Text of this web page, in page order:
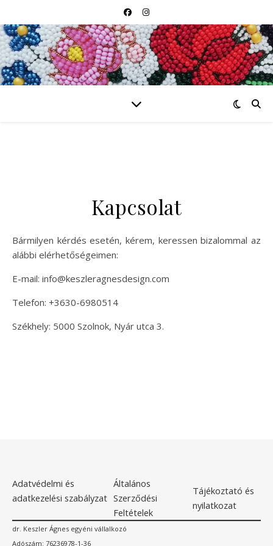
Kapcsolat
Bármilyen kérdés esetén, kérem, keressen bizalommal az
alábbi elérhetőségeimen:
E-mail: info@keszleragnesdesign.com
Telefon: +3630-6980514
Székhely: 5000 Szolnok, Nyár utca 3.
Adatvédelmi és
adatkezelési szabályzat
Általános
Szerződési
Feltételek
Tájékoztató és
nyilatkozat
dr. Keszler Ágnes egyéni vállalkozó
Adószám: 76236978-1-36